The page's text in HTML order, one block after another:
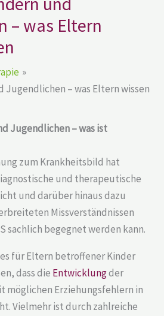
– was Eltern
Jugendlichen – was Eltern wissen
Jugendlichen – was ist
zum Krankheitsbild hat
und therapeutische
und darüber hinaus dazu
Missverständnissen
sachlich begegnet werden kann.
für Eltern betroffener Kinder
dass die Entwicklungder
möglichen Erziehungsfehlern in
Vielmehr ist durch zahlreiche